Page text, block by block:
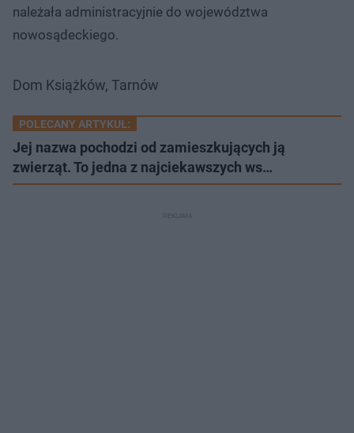
należała administracyjnie do województwa
nowosądeckiego.
Dom Książków, Tarnów
POLECANY ARTYKUŁ:
Jej nazwa pochodzi od zamieszkujących ją
zwierząt. To jedna z najciekawszych ws…